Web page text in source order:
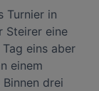
Turnier in
Steirer eine
eins aber
einem
drei